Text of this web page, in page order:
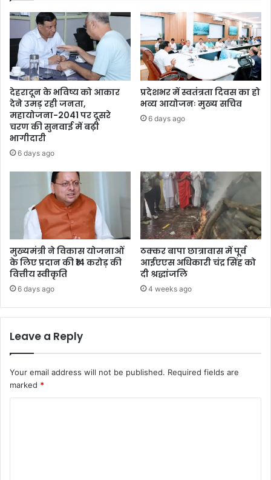
देहरादून के भविष्य को आकार
देने उमड़ रही जनता,
महायोजना-2041 पर दूसरे
चरण की सुनवाई में बढ़ी
भागीदारी
6 days ago
प्रदेशभर में स्वतंत्रता दिवस का हो
भव्य आयोजनः मुख्य सचिव
6 days ago
मुख्यमंत्री ने विकास योजनाओं
के लिए प्रदान की ₹14 करोड़ की
वित्तीय स्वीकृति
6 days ago
ठक्कर बापा छात्रावास में पूर्व
आईएएस अधिकारी चंद्र सिंह को
दी श्रद्धांजलि
4 weeks ago
Leave a Reply
Your email address will not be published. Required fields are
marked *